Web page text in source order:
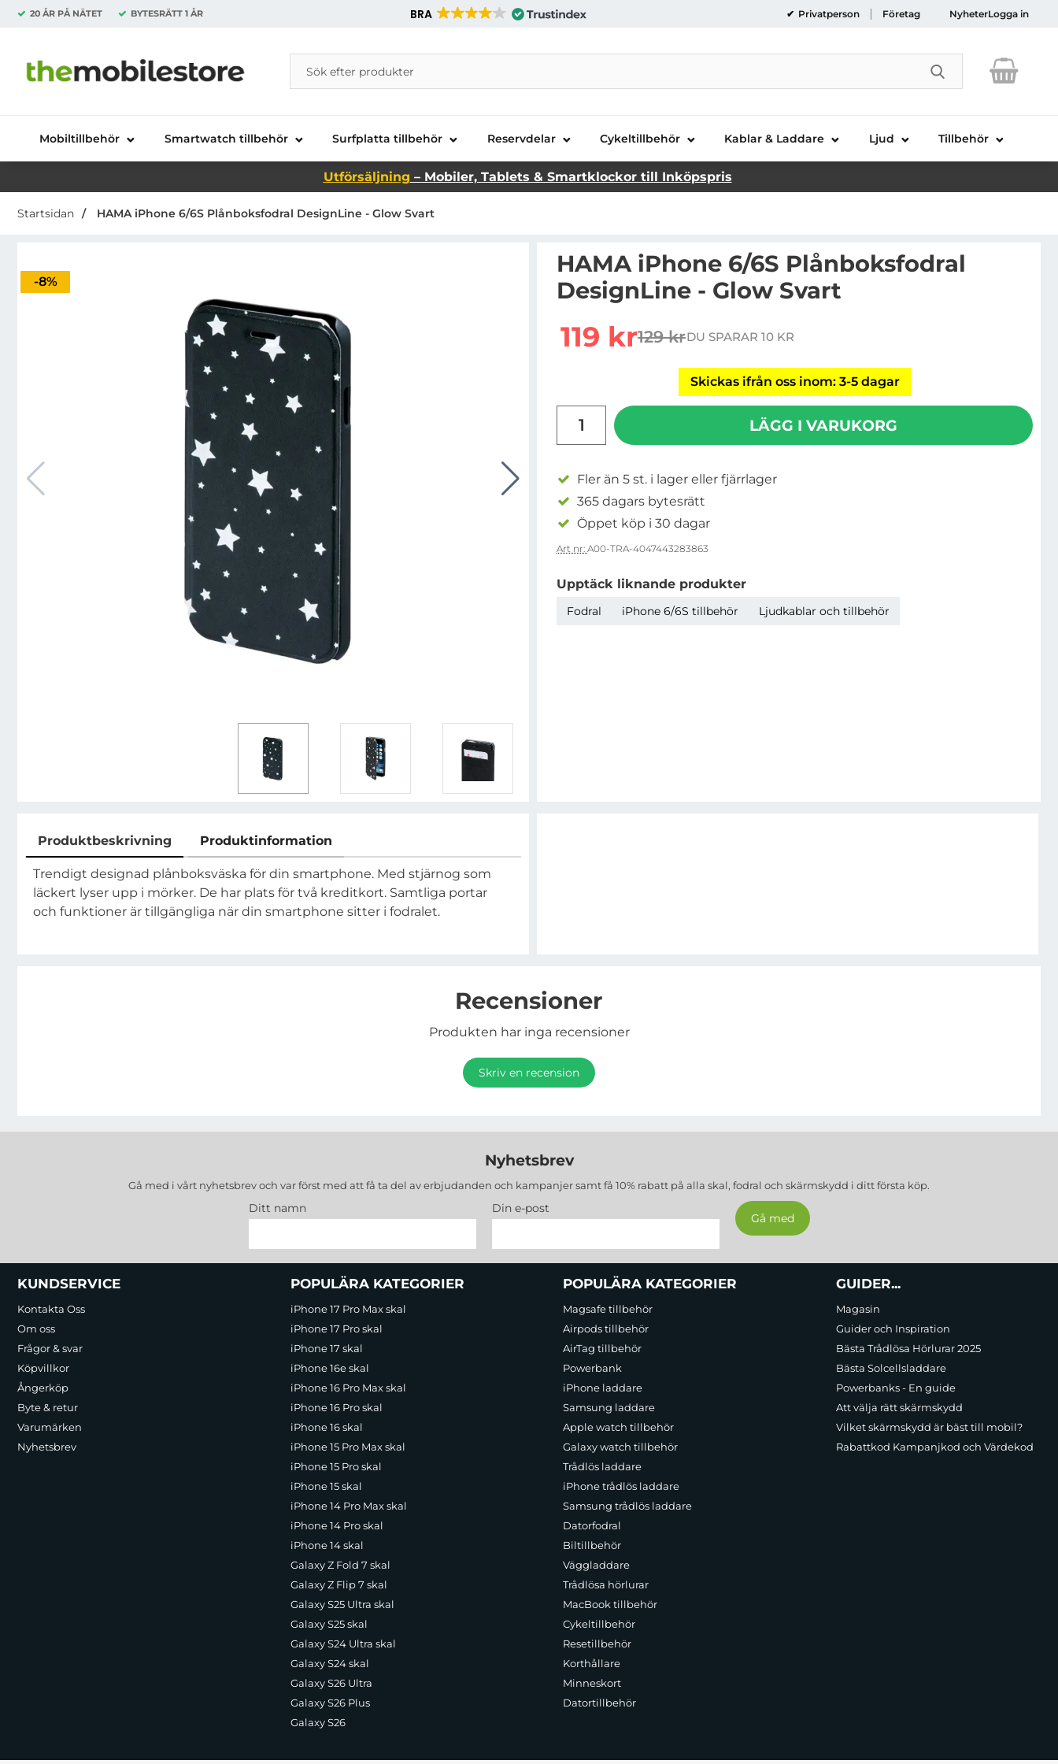
20 ÅR PÅ NÄTET BYTESRÄTT 1 ÅR BRA Privatperson Företag NyheterLogga in
Startsidan för Danira Telecom AB
Sök
Sök på Danira Telecom AB
Genomför
Mobiltillbehör Smartwatch tillbehör Surfplatta tillbehör Reservdelar Cykeltillbehör Kablar & Laddare Ljud Tillbehör
Utförsäljning – Mobiler, Tablets & Smartklockor till Inköpspris
Startsidan HAMA iPhone 6/6S Plånboksfodral DesignLine - Glow Svart
Priset är nedsatt med
-8%
HAMA iPhone 6/6S Plånboksfodral
DesignLine - Glow Svart
rea pris
119 krtidigare pris
129 krDU SPARAR 10 KR
Skickas ifrån oss inom: 3-5 dagar
LÄGG I VARUKORG
Fler än 5 st. i lager eller fjärrlager
365 dagars bytesrätt
Öppet köp i 30 dagar
Art nr: A00-TRA-4047443283863
Upptäck liknande produkter
Fodral iPhone 6/6S tillbehör Ljudkablar och tillbehör
Produktbeskrivning Produktinformation
Produktbeskrivning
Trendigt designad plånboksväska för din smartphone. Med stjärnog som
läckert lyser upp i mörker. De har plats för två kreditkort. Samtliga portar
och funktioner är tillgängliga när din smartphone sitter i fodralet.
Recensioner
Produkten har inga recensioner
Skriv en recension
Nyhetsbrev
Gå med i vårt nyhetsbrev och var först med att få ta del av erbjudanden och kampanjer samt få 10% rabatt på alla skal, fodral och skärmskydd i ditt första köp.
Ditt namn Din e-post
Sidfot Blandad info och länkar
KUNDSERVICE
Kontakta Oss
Om oss
Frågor & svar
Köpvillkor
Ångerköp
Byte & retur
Varumärken
Nyhetsbrev
POPULÄRA KATEGORIER
iPhone 17 Pro Max skal
iPhone 17 Pro skal
iPhone 17 skal
iPhone 16e skal
iPhone 16 Pro Max skal
iPhone 16 Pro skal
iPhone 16 skal
iPhone 15 Pro Max skal
iPhone 15 Pro skal
iPhone 15 skal
iPhone 14 Pro Max skal
iPhone 14 Pro skal
iPhone 14 skal
Galaxy Z Fold 7 skal
Galaxy Z Flip 7 skal
Galaxy S25 Ultra skal
Galaxy S25 skal
Galaxy S24 Ultra skal
Galaxy S24 skal
Galaxy S26 Ultra
Galaxy S26 Plus
Galaxy S26
POPULÄRA KATEGORIER
Magsafe tillbehör
Airpods tillbehör
AirTag tillbehör
Powerbank
iPhone laddare
Samsung laddare
Apple watch tillbehör
Galaxy watch tillbehör
Trådlös laddare
iPhone trådlös laddare
Samsung trådlös laddare
Datorfodral
Biltillbehör
Väggladdare
Trådlösa hörlurar
MacBook tillbehör
Cykeltillbehör
Resetillbehör
Korthållare
Minneskort
Datortillbehör
GUIDER...
Magasin
Guider och Inspiration
Bästa Trådlösa Hörlurar 2025
Bästa Solcellsladdare
Powerbanks - En guide
Att välja rätt skärmskydd
Vilket skärmskydd är bäst till mobil?
Rabattkod Kampanjkod och Värdekod